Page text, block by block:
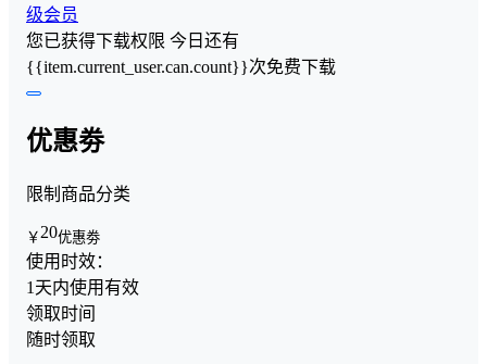
级会员
您已获得下载权限 今日还有
{{item.current_user.can.count}}次免费下载
优惠劵
限制商品分类
￥ 20优惠劵
使用时效：
1天内使用有效
领取时间
随时领取